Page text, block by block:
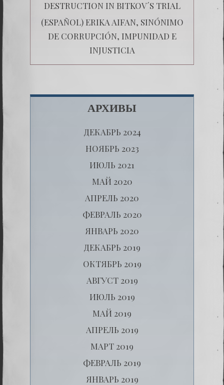
DESTRUCTION IN BITKOV´S TRIAL
(ESPAÑOL) ERIKA AIFAN, SINÓNIMO
DE CORRUPCIÓN, IMPUNIDAD E
INJUSTICIA
АРХИВЫ
ДЕКАБРЬ 2024
НОЯБРЬ 2023
ИЮЛЬ 2021
МАЙ 2020
АПРЕЛЬ 2020
ФЕВРАЛЬ 2020
ЯНВАРЬ 2020
ДЕКАБРЬ 2019
ОКТЯБРЬ 2019
АВГУСТ 2019
ИЮЛЬ 2019
МАЙ 2019
АПРЕЛЬ 2019
МАРТ 2019
ФЕВРАЛЬ 2019
ЯНВАРЬ 2019